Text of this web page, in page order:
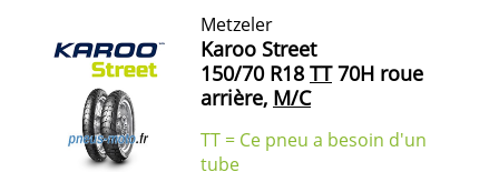
Metzeler
Karoo Street
150/70 R18 TT70H roue
arrière, M/C
TT = Ce pneu a besoin d'un
tube